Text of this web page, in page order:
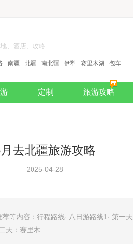
南疆 北疆 南北疆 伊犁 赛里木湖 包车
定制 旅游攻略
去北疆旅游攻略
2025-04-28
等内容：行程路线· 八日游路线1· 第一
天：赛里木...